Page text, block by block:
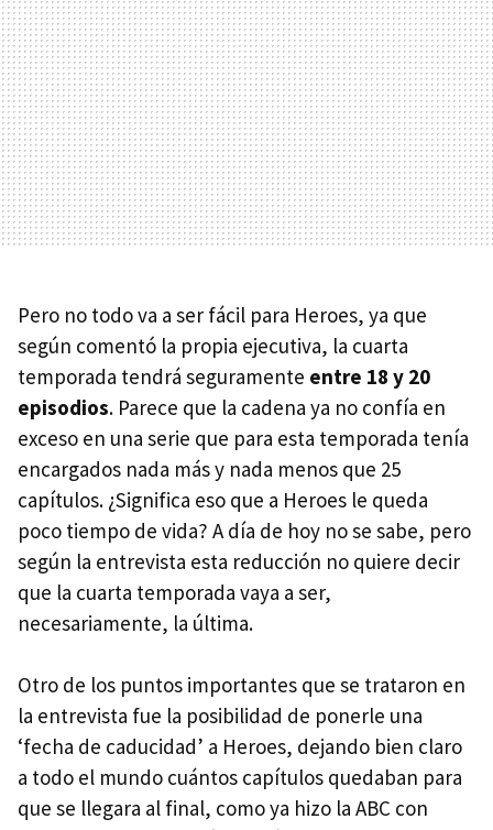
Pero no todo va a ser fácil para Heroes, ya que
según comentó la propia ejecutiva, la cuarta
temporada tendrá seguramente entre 18 y 20
episodios. Parece que la cadena ya no confía en
exceso en una serie que para esta temporada tenía
encargados nada más y nada menos que 25
capítulos. ¿Significa eso que a Heroes le queda
poco tiempo de vida? A día de hoy no se sabe, pero
según la entrevista esta reducción no quiere decir
que la cuarta temporada vaya a ser,
necesariamente, la última.
Otro de los puntos importantes que se trataron en
la entrevista fue la posibilidad de ponerle una
‘fecha de caducidad’ a Heroes, dejando bien claro
a todo el mundo cuántos capítulos quedaban para
que se llegara al final, como ya hizo la ABC con